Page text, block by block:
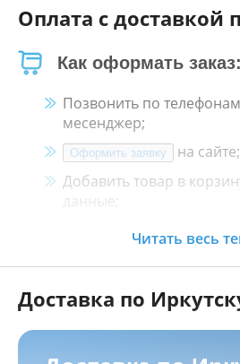
Оплата с доставкой
Как оформать заказ:
Позвонить по
месенджер;
Оформить заявку
на сайте;
Добавить товар в
данные;
Менеджер свяжется с
Как оплатить:
Наличными,
картой и картой ХАЛВА в
Читать весь
Доставка по